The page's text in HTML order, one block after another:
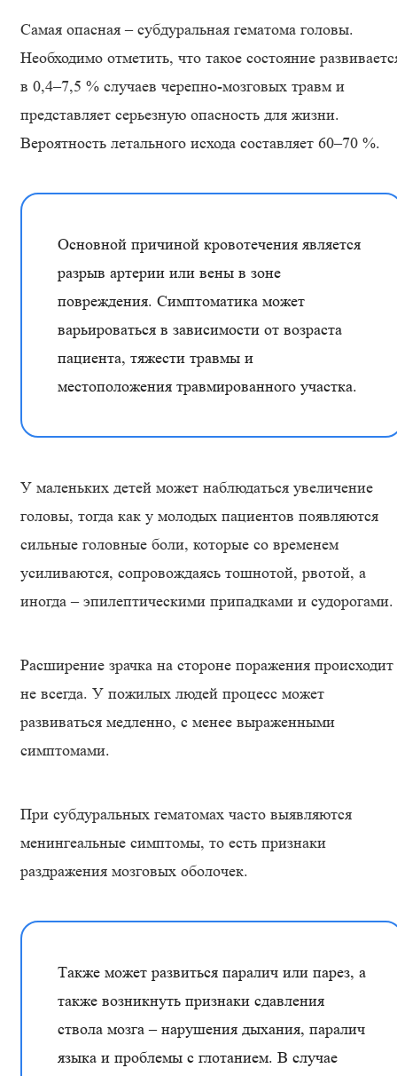
Самая опасная – субдуральная гематома головы.
Необходимо отметить, что такое состояние
в 0,4–7,5 % случаев черепно-мозговых травм и
представляет серьезную опасность для жизни.
Вероятность летального исхода составляет 60–70 %.
Основной причиной кровотечения является
разрыв артерии или вены в зоне
повреждения. Симптоматика может
варьироваться в зависимости от возраста
пациента, тяжести травмы и
местоположения травмированного участка.
У маленьких детей может наблюдаться увеличение
головы, тогда как у молодых пациентов появляются
сильные головные боли, которые со временем
усиливаются, сопровождаясь тошнотой, рвотой, а
иногда – эпилептическими припадками и судорогами.
Расширение зрачка на стороне поражения происходит
не всегда. У пожилых людей процесс может
развиваться медленно, с менее выраженными
симптомами.
При субдуральных гематомах часто выявляются
менингеальные симптомы, то есть признаки
раздражения мозговых оболочек.
Также может развиться паралич или парез, а
также возникнуть признаки сдавления
ствола мозга – нарушения дыхания, паралич
языка и проблемы с глотанием. В случае